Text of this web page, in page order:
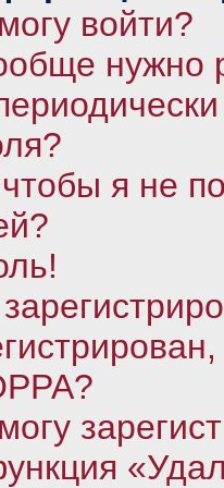
войти?
нужно
я не